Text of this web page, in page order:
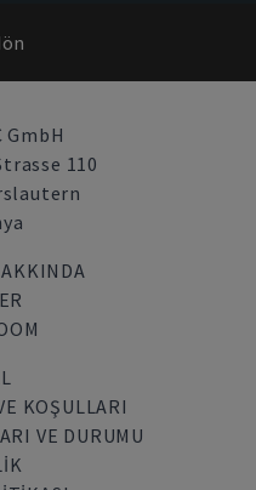
GmbH
110
KOŞULLARI
VE DURUMU